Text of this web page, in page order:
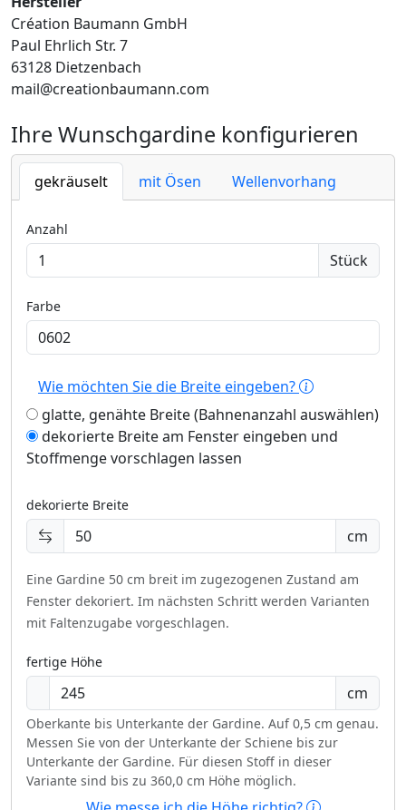
Création Baumann GmbH
Paul Ehrlich Str. 7
63128 Dietzenbach
mail@creationbaumann.com
Ihre Wunschgardine konfigurieren
gekräuselt mit Ösen Wellenvorhang
Anzahl
Stück
Farbe
Wie möchten Sie die Breite eingeben?
glatte, genähte Breite (Bahnenanzahl auswählen)
dekorierte Breite am Fenster eingeben und
Stoffmenge vorschlagen lassen
dekorierte Breite
cm
Eine Gardine 50 cm breit im zugezogenen Zustand am
Fenster dekoriert. Im nächsten Schritt werden Varianten
mit Faltenzugabe vorgeschlagen.
fertige Höhe
cm
Oberkante bis Unterkante der Gardine. Auf 0,5 cm genau.
Messen Sie von der Unterkante der Schiene bis zur
Unterkante der Gardine. Für diesen Stoff in dieser
Variante sind bis zu 360,0 cm Höhe möglich.